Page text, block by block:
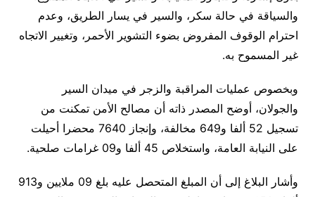
والسياقة في حالة سكر، والسير في يسار الطريق، وعدم
احترام الوقوف المفروض بضوء التشوير الأحمر، وتغيير الاتجاه
غير المسموح به.
وبخصوص عمليات المراقبة والزجر في ميدان السير
والجولان، أوضح المصدر ذاته أن مصالح الأمن تمكنت من
تسجيل 52 ألفا و649 مخالفة، وإنجاز 7640 محضرا أحيلت
على النيابة العامة، واستخلاص 45 ألفا و09 غرامات صلحية.
وأشار البلاغ إلى أن المبلغ المتحصل عليه بلغ 09 ملايين و913